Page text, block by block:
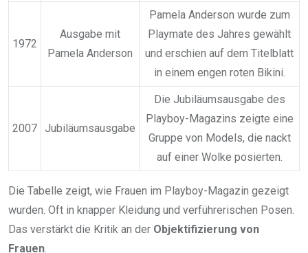
1972
Ausgabe mit
Pamela Anderson
Pamela Anderson wurde zum
Playmate des Jahres gewählt
und erschien auf dem Titelblatt
in einem engen roten Bikini.
2007 Jubiläumsausgabe
Die Jubiläumsausgabe des
Playboy-Magazins zeigte eine
Gruppe von Models, die nackt
auf einer Wolke posierten.
Die Tabelle zeigt, wie Frauen im Playboy-Magazin gezeigt
wurden. Oft in knapper Kleidung und verführerischen Posen.
Das verstärkt die Kritik an der Objektifizierung von
Frauen.